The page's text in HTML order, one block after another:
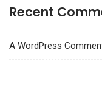
Recent
A WordPress